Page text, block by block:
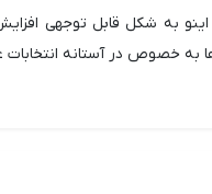
به شکل قابل توجهی
خصوص در آستانه انتخابات